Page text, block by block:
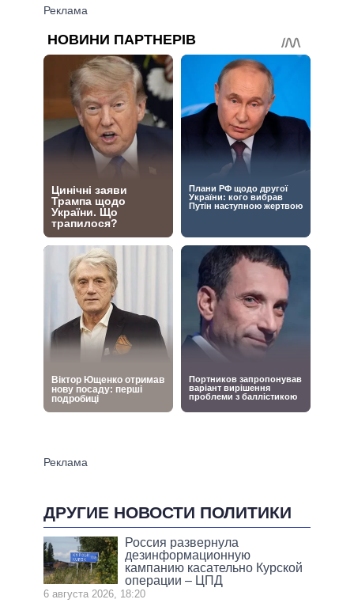
ДРУГИЕ НОВОСТИ ПОЛИТИКИ
Россия развернула
дезинформационную
кампанию касательно Курской
операции – ЦПД
6 августа 2026, 18:20